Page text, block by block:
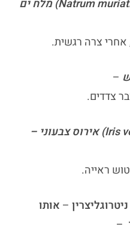
צרה רגשית.
–
צדדים.
אִירִיס וֶרְסִיקוֹלוֹר (Iris versicolor) אירוס צבעוני –
ראייה.
ניטרוגליצרין – אותו